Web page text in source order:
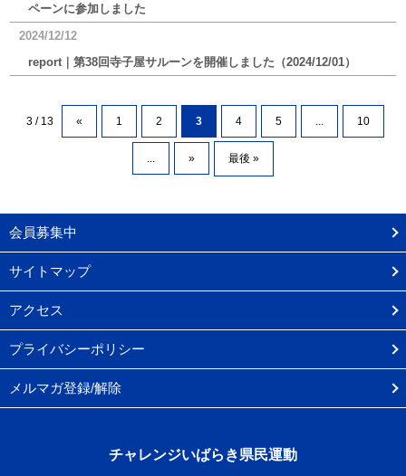
ペーンに参加しました
2024/12/12
report｜第38回寺子屋サルーンを開催しました（2024/12/01）
3 / 13 « 1 2 3 4 5 ... 10
... » 最後 »
会員募集中
サイトマップ
アクセス
プライバシーポリシー
メルマガ登録/解除
チャレンジいばらき県民運動